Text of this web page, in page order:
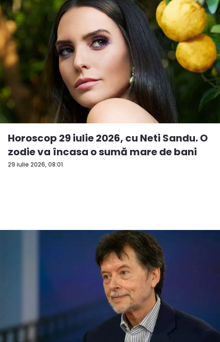
29 iulie 2026, 08:01
Horoscop 29 iulie 2026, cu Neti Sandu. O
zodie va încasa o sumă mare de bani